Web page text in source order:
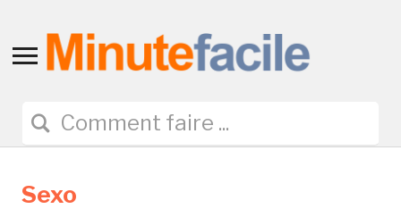
Toggle
navigation
Sexo